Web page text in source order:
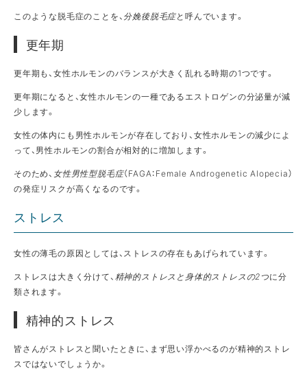
このような脱毛症のことを、分娩後脱毛症と呼んでいます。
更年期
更年期も、女性ホルモンのバランスが大きく乱れる時期の1つです。
更年期になると、女性ホルモンの一種であるエストロゲンの分泌量が減
少します。
女性の体内にも男性ホルモンが存在しており、女性ホルモンの減少によ
って、男性ホルモンの割合が相対的に増加します。
そのため、 女性男性型脱毛症（FAGA：Female Androgenetic Alopecia）
の発症リスクが高くなるのです。
ストレス
女性の薄毛の原因としては、ストレスの存在もあげられています。
ストレスは大きく分けて、精神的ストレスと身体的ストレスの2つに分
類されます。
精神的ストレス
皆さんがストレスと聞いたときに、まず思い浮かべるのが精神的ストレ
スではないでしょうか。